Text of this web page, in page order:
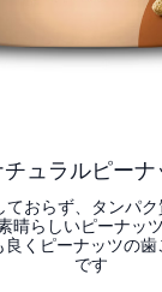
ュラルピーナ
ておらず、タンパ
晴らしいピーナッ
良くピーナッツの
です